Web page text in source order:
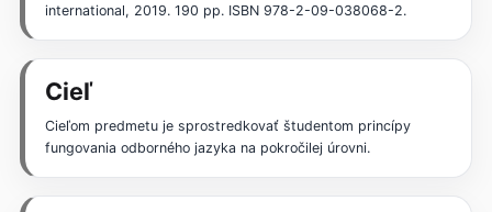
international, 2019. 190 pp. ISBN 978-2-09-038068-2.
Cieľ
Cieľom predmetu je sprostredkovať študentom princípy
fungovania odborného jazyka na pokročilej úrovni.